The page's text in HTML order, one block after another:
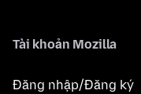
Tài khoản Mozilla
Đăng nhập/Đăng ký